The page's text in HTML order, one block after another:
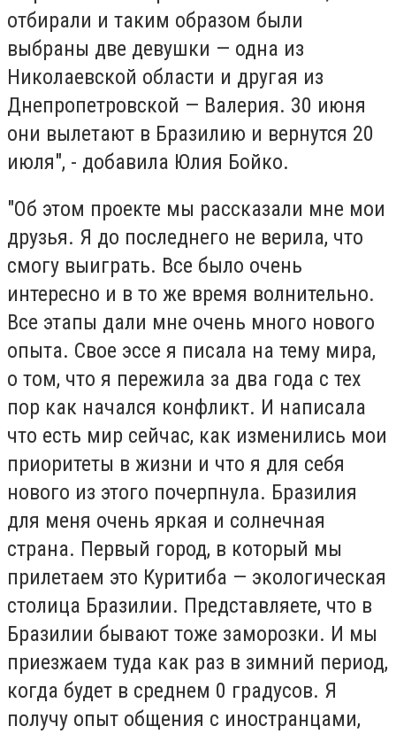
отбирали и таким образом были
выбраны две девушки — одна из
Николаевской области и другая из
Днепропетровской — Валерия. 30 июня
они вылетают в Бразилию и вернутся 20
июля", - добавила Юлия Бойко.
"Об этом проекте мы рассказали мне мои
друзья. Я до последнего не верила, что
смогу выиграть. Все было очень
интересно и в то же время волнительно.
Все этапы дали мне очень много нового
опыта. Свое эссе я писала на тему мира,
о том, что я пережила за два года с тех
пор как начался конфликт. И написала
что есть мир сейчас, как изменились мои
приоритеты в жизни и что я для себя
нового из этого почерпнула. Бразилия
для меня очень яркая и солнечная
страна. Первый город, в который мы
прилетаем это Куритиба — экологическая
столица Бразилии. Представляете, что в
Бразилии бывают тоже заморозки. И мы
приезжаем туда как раз в зимний период,
когда будет в среднем 0 градусов. Я
получу опыт общения с иностранцами,